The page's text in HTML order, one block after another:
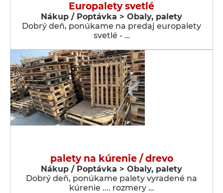
Europalety svetlé
Nákup / Poptávka > Obaly, palety
Dobrý deň, ponúkame na predaj europalety
svetlé - …
palety na kúrenie / drevo
Nákup / Poptávka > Obaly, palety
Dobrý deň, ponúkame palety vyradené na
kúrenie .... rozmery …